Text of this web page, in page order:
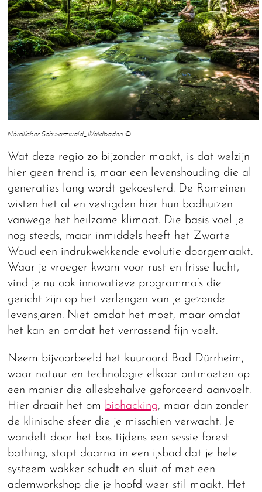
Nördlicher Schwarzwald_Waldbaden ©
Wat deze regio zo bijzonder maakt, is dat welzijn
hier geen trend is, maar een levenshouding die al
generaties lang wordt gekoesterd. De Romeinen
wisten het al en vestigden hier hun badhuizen
vanwege het heilzame klimaat. Die basis voel je
nog steeds, maar inmiddels heeft het Zwarte
Woud een indrukwekkende evolutie doorgemaakt.
Waar je vroeger kwam voor rust en frisse lucht,
vind je nu ook innovatieve programma’s die
gericht zijn op het verlengen van je gezonde
levensjaren. Niet omdat het moet, maar omdat
het kan en omdat het verrassend fijn voelt.
Neem bijvoorbeeld het kuuroord Bad Dürrheim,
waar natuur en technologie elkaar ontmoeten op
een manier die allesbehalve geforceerd aanvoelt.
Hier draait het om biohacking, maar dan zonder
de klinische sfeer die je misschien verwacht. Je
wandelt door het bos tijdens een sessie forest
bathing, stapt daarna in een ijsbad dat je hele
systeem wakker schudt en sluit af met een
ademworkshop die je hoofd weer stil maakt. Het